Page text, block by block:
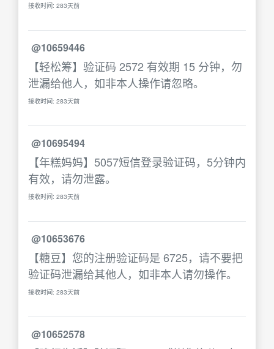
接收时间: 283天前
@10659446
【轻松筹】验证码 2572 有效期 15 分钟，勿
泄漏给他人，如非本人操作请忽略。
接收时间: 283天前
@10695494
【年糕妈妈】5057短信登录验证码，5分钟内
有效，请勿泄露。
接收时间: 283天前
@10653676
【糖豆】您的注册验证码是 6725，请不要把
验证码泄漏给其他人，如非本人请勿操作。
接收时间: 283天前
@10652578